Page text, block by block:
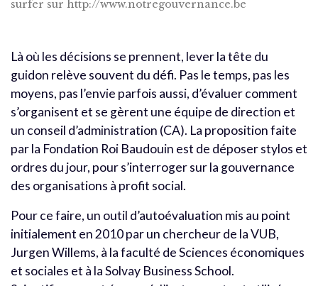
surfer sur http://www.notregouvernance.be
Là où les décisions se prennent, lever la tête du
guidon relève souvent du défi. Pas le temps, pas les
moyens, pas l’envie parfois aussi, d’évaluer comment
s’organisent et se gèrent une équipe de direction et
un conseil d’administration (CA). La proposition faite
par la Fondation Roi Baudouin est de déposer stylos et
ordres du jour, pour s’interroger sur la gouvernance
des organisations à profit social.
Pour ce faire, un outil d’autoévaluation mis au point
initialement en 2010 par un chercheur de la VUB,
Jurgen Willems, à la faculté de Sciences économiques
et sociales et à la Solvay Business School.